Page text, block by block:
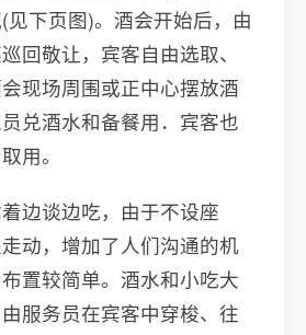
见下页图)。酒会开始后，由
回敬让，宾客自由选取、
现场周围或正中心摆放酒
兑酒水和备餐用．宾客也
用。
边谈边吃，由于不设座
动，增加了人们沟通的机
置较简单。酒水和小吃大
服务员在宾客中穿梭、往